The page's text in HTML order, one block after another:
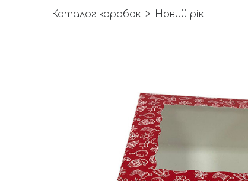
Каталог коробок Новий рік